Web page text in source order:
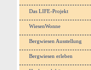
Das LIFE-Projekt
WiesenWonne
Bergwiesen Ausstellung
Bergwiesen erleben